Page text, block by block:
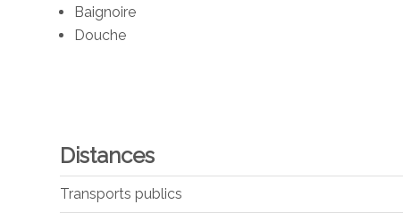
Baignoire
Douche
Distances
Transports publics